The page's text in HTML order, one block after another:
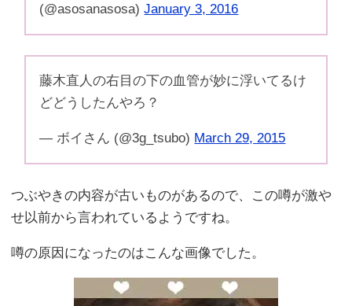
(@asosanasosa)January 3, 2016
藤木直人の右目の下の血管が妙に浮いてるけ
どどうしたんやろ？
— ボイさん (@3g_tsubo) March 29, 2015
つぶやきの内容が古いものがあるので、この噂が激や
せ以前から言われているようですね。
噂の原因になったのはこんな画像でした。